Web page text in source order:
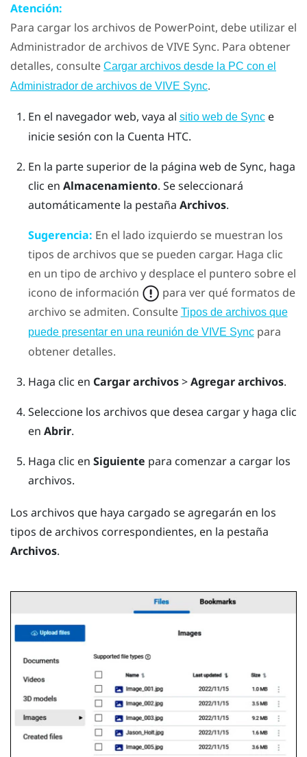
Atención:
Para cargar los archivos de PowerPoint, debe utilizar el
Administrador de archivos de VIVE Sync. Para obtener
detalles, consulte Cargar archivos desde la PC con el
Administrador de archivos de VIVE Sync.
En el navegador web, vaya al sitio web de Synce
inicie sesión con la Cuenta HTC.
En la parte superior de la página web de Sync, haga
clic en Almacenamiento. Se seleccionará
automáticamente la pestaña Archivos.
Sugerencia: En el lado izquierdo se muestran los
tipos de archivos que se pueden cargar. Haga clic
en un tipo de archivo y desplace el puntero sobre el
icono de información
para ver qué formatos de
archivo se admiten. Consulte Tipos de archivos que
puede presentar en una reunión de VIVE Syncpara
obtener detalles.
Haga clic en Cargar archivos>Agregar archivos.
Seleccione los archivos que desea cargar y haga clic
en Abrir.
Haga clic en Siguiente para comenzar a cargar los
archivos.
Los archivos que haya cargado se agregarán en los
tipos de archivos correspondientes, en la pestaña
Archivos.